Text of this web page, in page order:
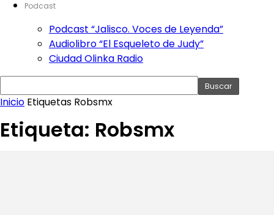
Podcast
Podcast “Jalisco. Voces de Leyenda”
Audiolibro “El Esqueleto de Judy”
Ciudad Olinka Radio
Inicio Etiquetas Robsmx
Etiqueta: Robsmx